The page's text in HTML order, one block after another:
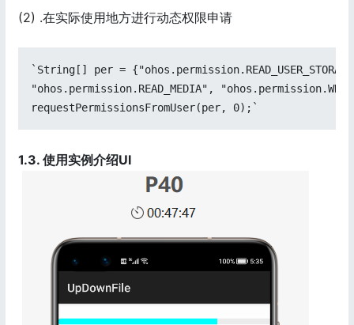
(2) .在实际使用地方进行动态权限申请
`String[] per =
"ohos.permission.READ_MEDIA",
requestPermissionsFromUser(per, 0);`
1.3. 使用实例介绍UI